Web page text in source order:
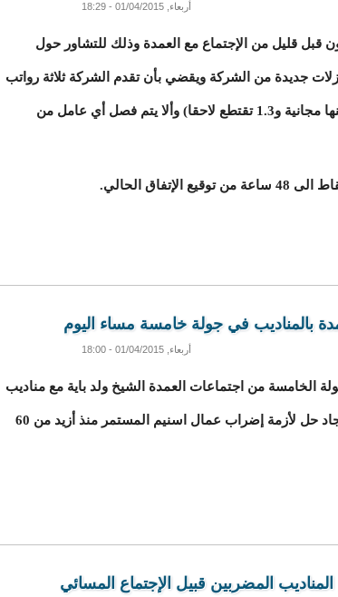
أربعاء, 01/04/2015 - 18:29
قبل قليل من الإجتماع مع العمدة وذلك للتشاور حول
جديدة من الشركة ويقضي بأن تقدم الشركة ثلاثة رواتب
أساسية للعمال (1.7 منها مجانية و1.3 تقتطع لاحقا) وألا يتم فصل أي عامل من
الحالي.
بالمناديب في جولة خامسة مساء اليوم
أربعاء, 01/04/2015 - 18:00
الخامسة من اجتماعات العمدة الشيخ ولد باية مع مناديب
العمال والهادفة الى إيجاد حل لأزمة إضراب عمال اسنيم المستمر منذ أزيد من 60
المضربين قبيل الإجتماع المسائي